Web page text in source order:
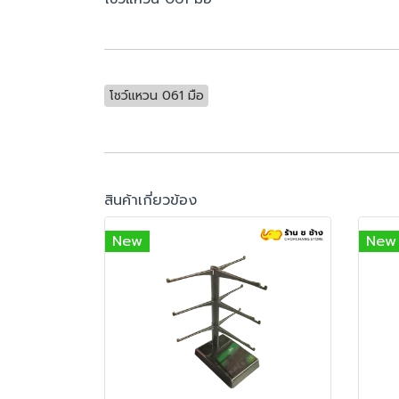
โชว์แหวน 061 มือ
สินค้าเกี่ยวข้อง
New
New